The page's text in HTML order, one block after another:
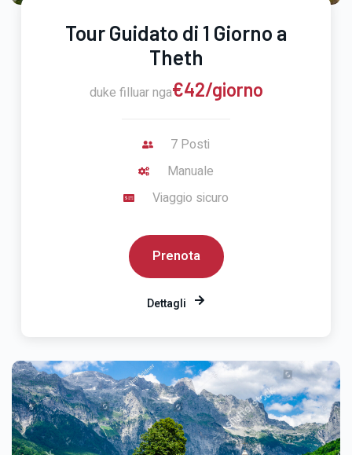
Tour Guidato di 1 Giorno a
Theth
duke filluar nga€42/giorno
7 Posti
Manuale
Viaggio sicuro
Prenota
Dettagli